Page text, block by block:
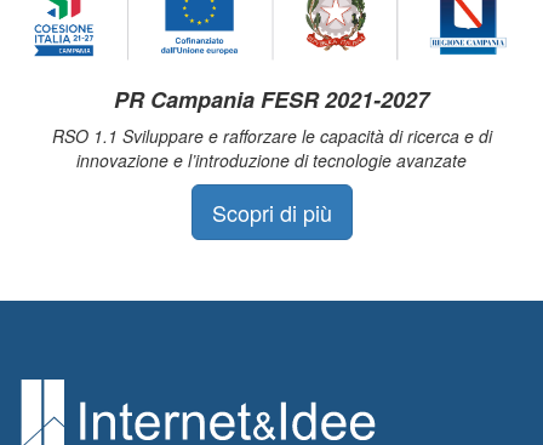
PR Campania FESR 2021-2027
RSO 1.1 Sviluppare e rafforzare le capacità di ricerca e di
innovazione e l’introduzione di tecnologie avanzate
Scopri di più